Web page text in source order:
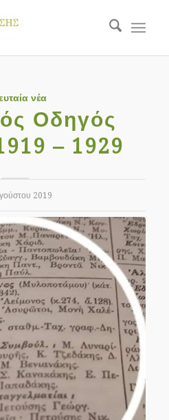
νέα
Οδηγός
– 1929
2019